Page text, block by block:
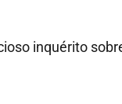
inquérito